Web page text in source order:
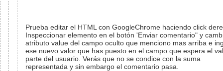
Prueba editar el HTML con GoogleChrome haciendo click
Inspeccionar elemento en el botón 'Enviar comentario" y
atributo value del campo oculto que menciono mas arriba e
ese nuevo valor que has puesto en el campo que espera el
parte del usuario. Verás que no se condice con la suma
representada y sin embargo el comentario pasa.